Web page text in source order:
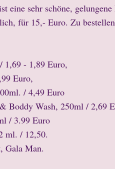
eine sehr schöne,
für 15,- Euro. Zu
1,69 - 1,89 Euro,
Euro,
/ 4,49 Euro
Boddy Wash, 250ml / 2,69
/ 3.99 Euro
ml. / 12,50.
Gala Man.